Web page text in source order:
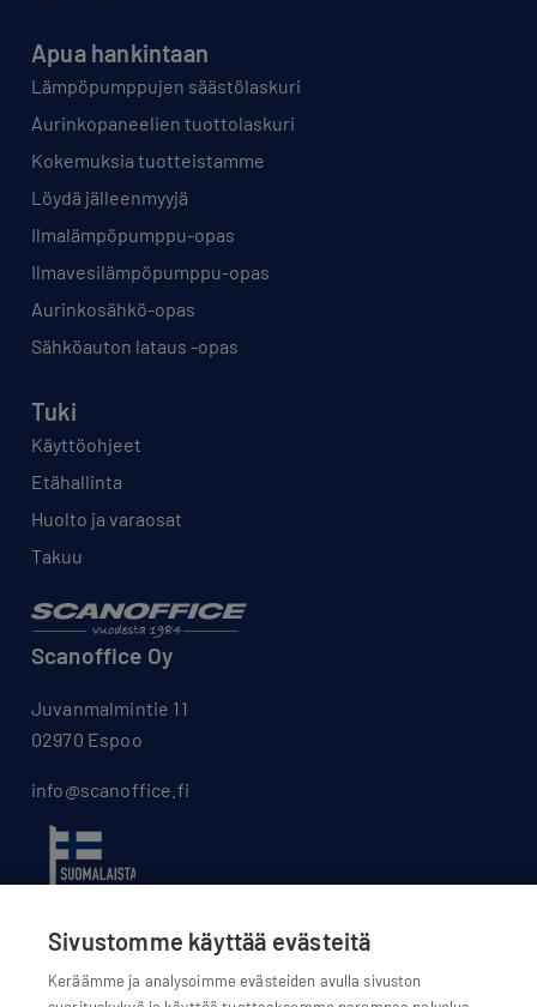
Apua hankintaan
Lämpöpumppujen säästölaskuri
Aurinkopaneelien tuottolaskuri
Kokemuksia tuotteistamme
Löydä jälleenmyyjä
Ilmalämpöpumppu-opas
Ilmavesilämpöpumppu-opas
Aurinkosähkö-opas
Sähköauton lataus -opas
Tuki
Käyttöohjeet
Etähallinta
Huolto ja varaosat
Takuu
Scanoffice Oy
Juvanmalmintie 11
02970 Espoo
info@scanoffice.fi
Sivustomme käyttää evästeitä
Keräämme ja analysoimme evästeiden avulla sivuston